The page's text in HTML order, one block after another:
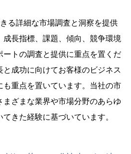
る詳細な市場調査と洞察を提供
長指標、課題、傾向、競争環境
ートの調査と提供に重点を置くだ
成功に向けてお客様のビジネス
も重点を置いています。当社の市
ざまな業界や市場分野のあらゆ
きた経験に基づいています。